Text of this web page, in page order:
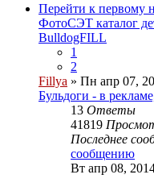
Перейти к первому
ФотоСЭТ каталог
BulldogFILL
1
2
Fillya » Пн апр 07,
Бульдоги - в
13 Ответы
41819
Последнее
сообщению
Вт апр 08,